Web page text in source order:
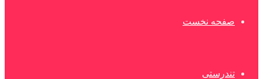
صفحه نخست
تندرستی